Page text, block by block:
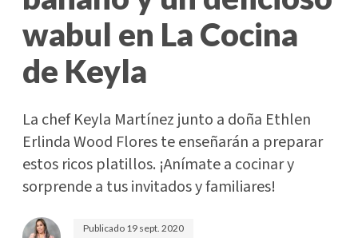
wabul en La Cocina
de Keyla
La chef Keyla Martínez junto a doña Ethlen
Erlinda Wood Flores te enseñarán a preparar
estos ricos platillos. ¡Anímate a cocinar y
sorprende a tus invitados y familiares!
Publicado 19 sept. 2020